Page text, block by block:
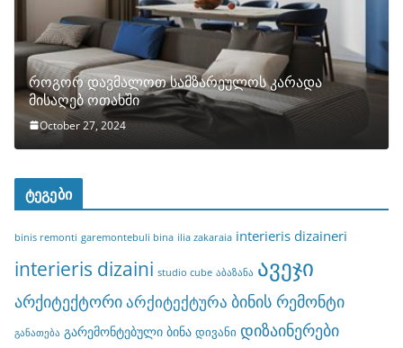
როგორ დავმალოთ სამზარეულოს კარადა
მისაღებ ოთახში
October 27, 2024
ტეგები
binis remonti garemontebuli bina ilia zakaraia interieris dizaineri
interieris dizaini studio cube აბაზანა ავეჯი
არქიტექტორიარქიტექტურა ბინის რემონტი
განათება გარემონტებული ბინა დივანი დიზაინერები